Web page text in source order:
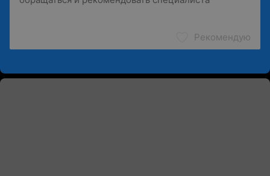
Рекомендую